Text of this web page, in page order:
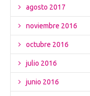
agosto 2017
noviembre 2016
octubre 2016
julio 2016
junio 2016